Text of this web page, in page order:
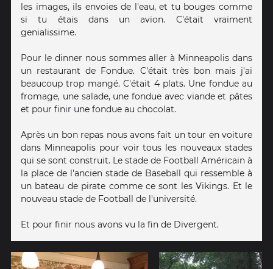
les images, ils envoies de l'eau, et tu bouges comme
si tu étais dans un avion. C'était vraiment
genialissime.
Pour le dinner nous sommes aller à Minneapolis dans
un restaurant de Fondue. C'était très bon mais j'ai
beaucoup trop mangé. C'était 4 plats. Une fondue au
fromage, une salade, une fondue avec viande et pâtes
et pour finir une fondue au chocolat.
Après un bon repas nous avons fait un tour en voiture
dans Minneapolis pour voir tous les nouveaux stades
qui se sont construit. Le stade de Football Américain à
la place de l'ancien stade de Baseball qui ressemble à
un bateau de pirate comme ce sont les Vikings. Et le
nouveau stade de Football de l'université.
Et pour finir nous avons vu la fin de Divergent.